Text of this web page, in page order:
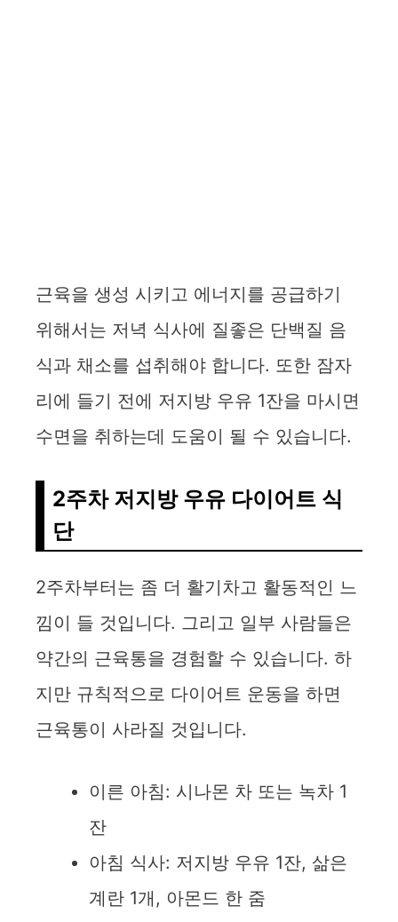
근육을 생성 시키고 에너지를 공급하기
위해서는 저녁 식사에 질좋은 단백질 음
식과 채소를 섭취해야 합니다. 또한 잠자
리에 들기 전에 저지방 우유 1잔을 마시면
수면을 취하는데 도움이 될 수 있습니다.
2주차 저지방 우유 다이어트 식
단
2주차부터는 좀 더 활기차고 활동적인 느
낌이 들 것입니다. 그리고 일부 사람들은
약간의 근육통을 경험할 수 있습니다. 하
지만 규칙적으로 다이어트 운동을 하면
근육통이 사라질 것입니다.
이른 아침: 시나몬 차 또는 녹차 1
잔
아침 식사: 저지방 우유 1잔, 삶은
계란 1개, 아몬드 한 줌